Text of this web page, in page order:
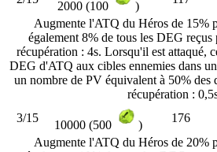
2000 (100 )
Augmente l'ATQ du Héros de 15%
également 8% de tous les DEG reçus
récupération : 4s. Lorsqu'il est attaqué,
DEG d'ATQ aux cibles ennemies dans
un nombre de PV équivalent à 50% des
récupération :
3/15
10000 (500 )
176
Augmente l'ATQ du Héros de 20%